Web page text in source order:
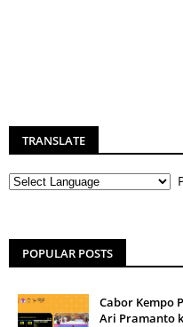
TRANSLATE
POPULAR POSTS
Cabor Kempo
Ari Pramanto